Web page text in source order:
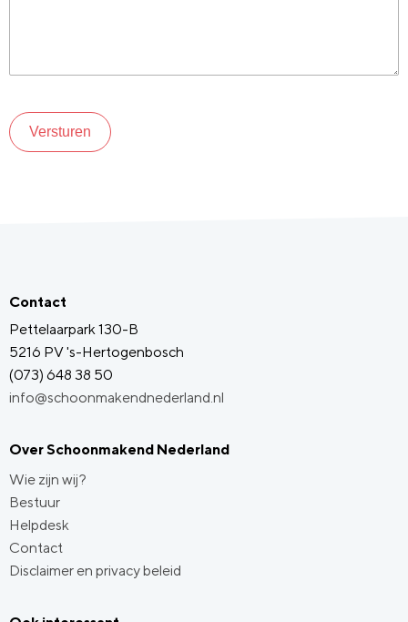
Versturen
Contact
Pettelaarpark 130-B
5216 PV 's-Hertogenbosch
(073) 648 38 50
info@schoonmakendnederland.nl
Over Schoonmakend Nederland
Wie zijn wij?
Bestuur
Helpdesk
Contact
Disclaimer en privacy beleid